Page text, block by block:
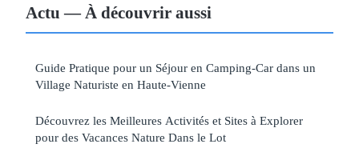
Actu — À découvrir aussi
Guide Pratique pour un Séjour en Camping-Car dans un
Village Naturiste en Haute-Vienne
Découvrez les Meilleures Activités et Sites à Explorer
pour des Vacances Nature Dans le Lot